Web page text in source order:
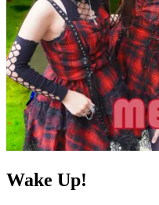
Wake Up!